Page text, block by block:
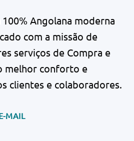
Angolana moderna
com a missão de
serviços de Compra e
melhor conforto e
clientes e colaboradores.
MAIL